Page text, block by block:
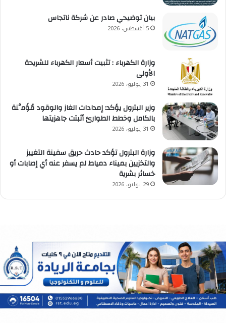
بيان توضيحي صادر عن شركة ناتجاس
5 أغسطس، 2026
وزارة الكهرباء : تثبيت أسعار الكهرباء للشريحة
الأولى
31 يوليو، 2026
وزير البترول يؤكد: إمدادات الغاز والوقود مُؤَمَّنة
بالكامل وخطط الطوارئ أثبتت جاهزيتها
31 يوليو، 2026
وزارة البترول تؤكد حادث حريق سفينة التغييز
والتخزيين بميناء دمياط لم يسفر عنه أي إصابات أو
خسائر بشرية
29 يوليو، 2026